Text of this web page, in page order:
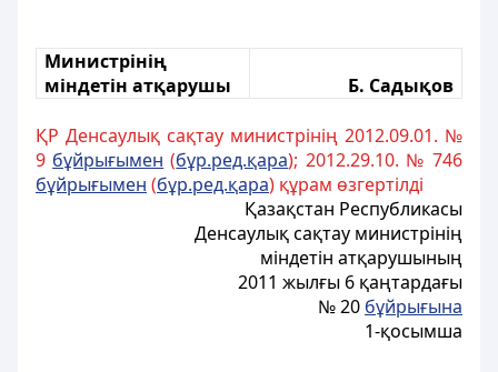
Министрінің
міндетін атқарушы
Б. Садықов
ҚР Денсаулық сақтау министрінің 2012.09.01. №
9 бұйрығымен (бұр.ред.қара); 2012.29.10. № 746
бұйрығымен (бұр.ред.қара) құрам өзгертілді
Қазақстан Республикасы
Денсаулық сақтау министрінің
міндетін атқарушының
2011 жылғы 6 қаңтардағы
№ 20 бұйрығына
1-қосымша